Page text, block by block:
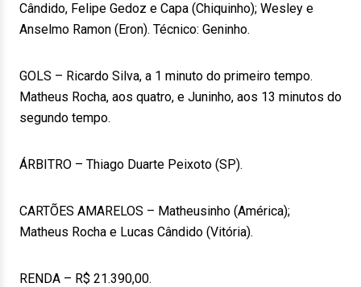
Cândido, Felipe Gedoz e Capa (Chiquinho); Wesley e
Anselmo Ramon (Eron). Técnico: Geninho.
GOLS – Ricardo Silva, a 1 minuto do primeiro tempo.
Matheus Rocha, aos quatro, e Juninho, aos 13 minutos do
segundo tempo.
ÁRBITRO – Thiago Duarte Peixoto (SP).
CARTÕES AMARELOS – Matheusinho (América);
Matheus Rocha e Lucas Cândido (Vitória).
RENDA – R$ 21.390,00.